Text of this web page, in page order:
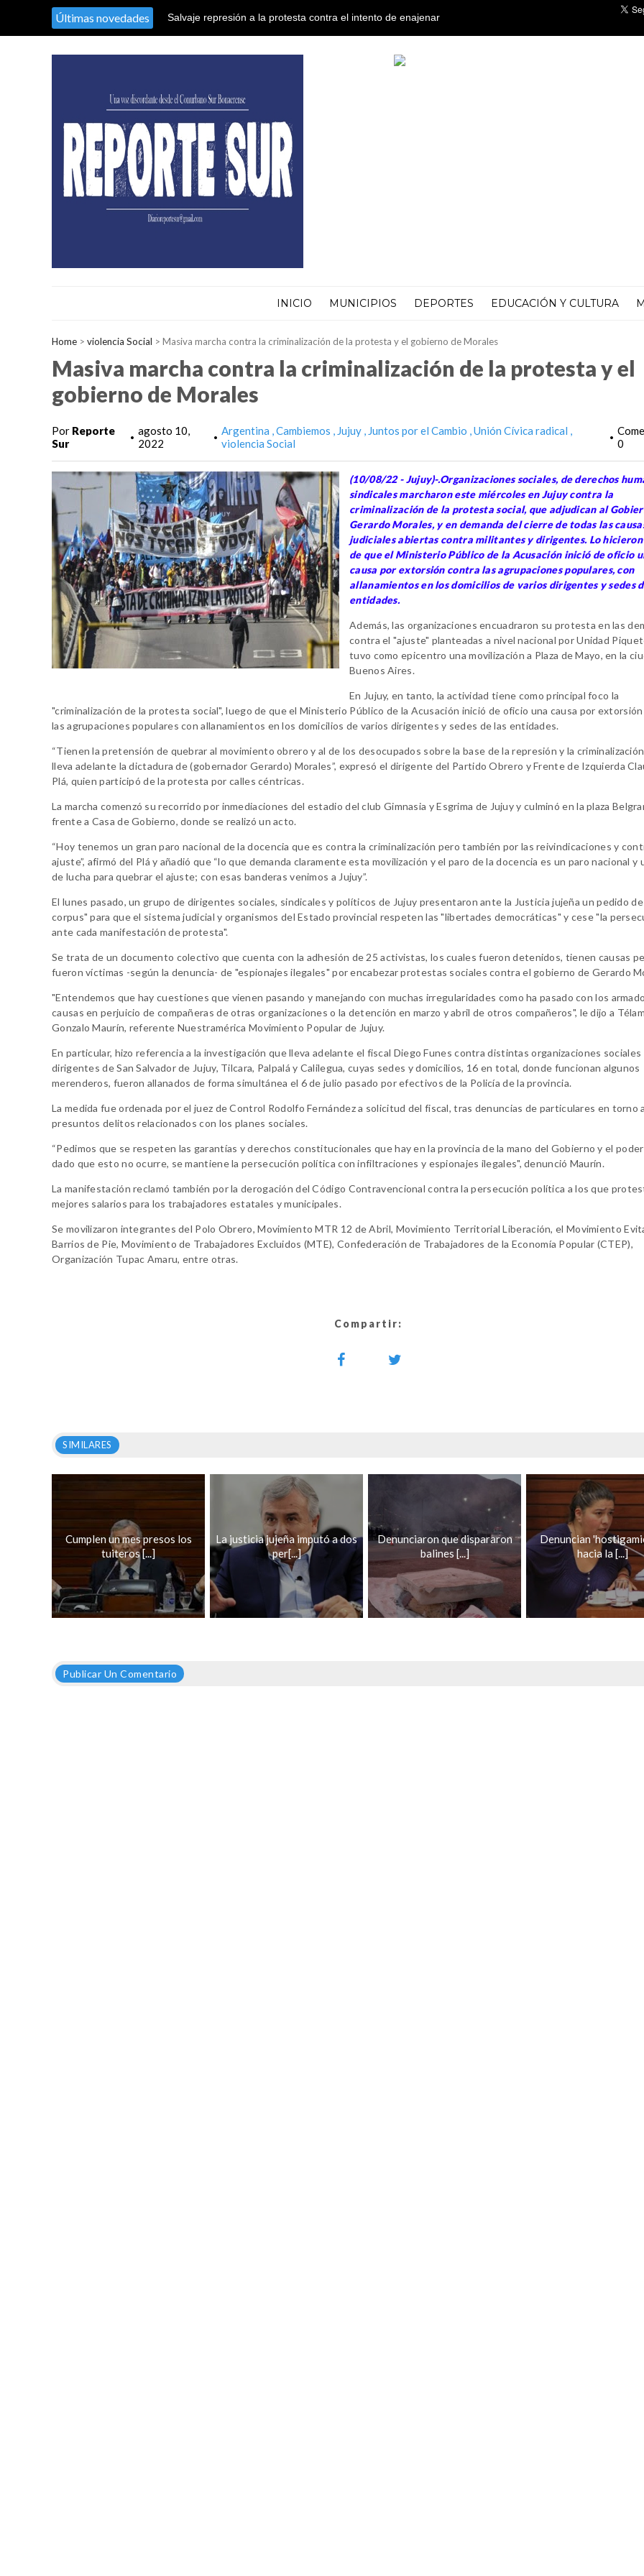
Últimas novedades
Salvaje represión a la protesta contra el intento de enajenar
INICIO MUNICIPIOS DEPORTES EDUCACIÓN Y CULTURA
Home > violencia Social > Masiva marcha contra la criminalización de la protesta y el gobierno de Morales
Masiva marcha contra la criminalización de la protesta y el
gobierno de Morales
Por Reporte
Sur
• agosto 10,
2022
• Argentina Cambiemos Jujuy Juntos por el Cambio Unión Cívica radical
violencia Social
• 0
(10/08/22 - Jujuy)-.Organizaciones sociales, de derechos
sindicales marcharon este miércoles en Jujuy contra la
criminalización de la protesta social, que adjudican al
Gerardo Morales, y en demanda del cierre de todas las
judiciales abiertas contra militantes y dirigentes. Lo hicieron
de que el Ministerio Público de la Acusación inició de oficio
causa por extorsión contra las agrupaciones populares, con
allanamientos en los domicilios de varios dirigentes y sedes
entidades.
Además, las organizaciones encuadraron su protesta en las
contra el "ajuste" planteadas a nivel nacional por Unidad
tuvo como epicentro una movilización a Plaza de Mayo, en la
Buenos Aires.
En Jujuy, en tanto, la actividad tiene como principal foco la
"criminalización de la protesta social", luego de que el Ministerio Público de la Acusación inició de oficio una causa por
las agrupaciones populares con allanamientos en los domicilios de varios dirigentes y sedes de las entidades.
“Tienen la pretensión de quebrar al movimiento obrero y al de los desocupados sobre la base de la represión y la
lleva adelante la dictadura de (gobernador Gerardo) Morales”, expresó el dirigente del Partido Obrero y Frente de Izquierda
Plá, quien participó de la protesta por calles céntricas.
La marcha comenzó su recorrido por inmediaciones del estadio del club Gimnasia y Esgrima de Jujuy y culminó en la plaza
frente a Casa de Gobierno, donde se realizó un acto.
“Hoy tenemos un gran paro nacional de la docencia que es contra la criminalización pero también por las reivindicaciones y
ajuste”, afirmó del Plá y añadió que “lo que demanda claramente esta movilización y el paro de la docencia es un paro nacional y
de lucha para quebrar el ajuste; con esas banderas venimos a Jujuy”.
El lunes pasado, un grupo de dirigentes sociales, sindicales y políticos de Jujuy presentaron ante la Justicia jujeña un pedido
corpus" para que el sistema judicial y organismos del Estado provincial respeten las "libertades democráticas" y cese "la
ante cada manifestación de protesta".
Se trata de un documento colectivo que cuenta con la adhesión de 25 activistas, los cuales fueron detenidos, tienen causas
fueron víctimas -según la denuncia- de "espionajes ilegales" por encabezar protestas sociales contra el gobierno de Gerardo
"Entendemos que hay cuestiones que vienen pasando y manejando con muchas irregularidades como ha pasado con los
causas en perjuicio de compañeras de otras organizaciones o la detención en marzo y abril de otros compañeros", le dijo a
Gonzalo Maurín, referente Nuestramérica Movimiento Popular de Jujuy.
En particular, hizo referencia a la investigación que lleva adelante el fiscal Diego Funes contra distintas organizaciones sociales
dirigentes de San Salvador de Jujuy, Tilcara, Palpalá y Calilegua, cuyas sedes y domicilios, 16 en total, donde funcionan algunos
merenderos, fueron allanados de forma simultánea el 6 de julio pasado por efectivos de la Policía de la provincia.
La medida fue ordenada por el juez de Control Rodolfo Fernández a solicitud del fiscal, tras denuncias de particulares en torno
presuntos delitos relacionados con los planes sociales.
“Pedimos que se respeten las garantías y derechos constitucionales que hay en la provincia de la mano del Gobierno y el
dado que esto no ocurre, se mantiene la persecución política con infiltraciones y espionajes ilegales", denunció Maurín.
La manifestación reclamó también por la derogación del Código Contravencional contra la persecución política a los que
mejores salarios para los trabajadores estatales y municipales.
Se movilizaron integrantes del Polo Obrero, Movimiento MTR 12 de Abril, Movimiento Territorial Liberación, el Movimiento
Barrios de Pie, Movimiento de Trabajadores Excluidos (MTE), Confederación de Trabajadores de la Economía Popular (CTEP),
Organización Tupac Amaru, entre otras.
Compartir:
SIMILARES
Cumplen un mes presos los
tuiteros [...]
La justicia jujeña imputó a dos
per[...]
Denunciaron que dispararon
balines [...]
Denuncian
hacia la [...]
Publicar Un Comentario